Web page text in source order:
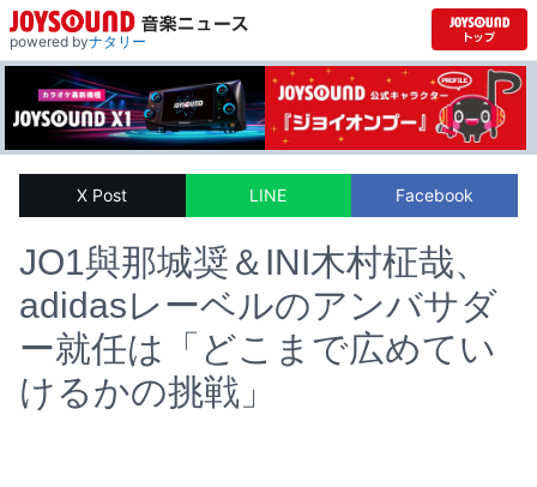
powered byナタリー
X Post LINE Facebook
JO1與那城奨＆INI木村柾哉、
adidasレーベルのアンバサダ
ー就任は「どこまで広めてい
けるかの挑戦」